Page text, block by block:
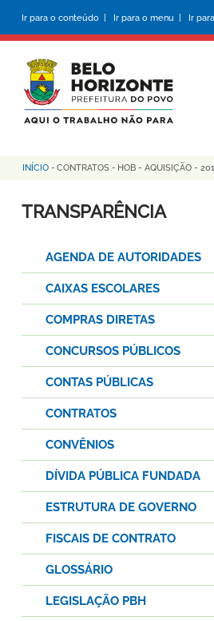
conteúdo
principal
Ir para o conteúdo | Ir para o menu | Ir
Trilha
de
INÍCIO - CONTRATOS - HOB - AQUISIÇÃO -
TRANSPARÊNCIA
AGENDA DE AUTORIDADES
CAIXAS ESCOLARES
COMPRAS DIRETAS
CONCURSOS PÚBLICOS
CONTAS PÚBLICAS
CONTRATOS
CONVÊNIOS
DÍVIDA PÚBLICA FUNDADA
ESTRUTURA DE GOVERNO
FISCAIS DE CONTRATO
GLOSSÁRIO
LEGISLAÇÃO PBH